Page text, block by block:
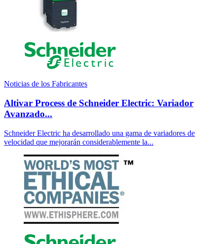
Noticias de los Fabricantes
Altivar Process de Schneider Electric: Variador
Avanzado...
Schneider Electric ha desarrollado una gama de variadores de
velocidad que mejorarán considerablemente la...